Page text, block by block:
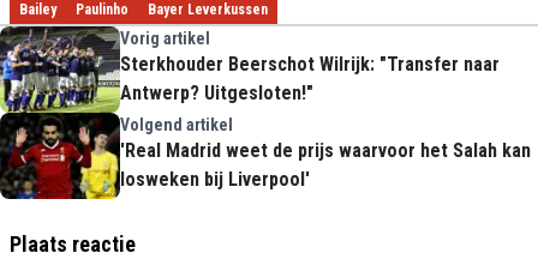
Bailey Paulinho Bayer Leverkussen
Vorig artikel
Sterkhouder Beerschot Wilrijk: "Transfer naar
Antwerp? Uitgesloten!"
Volgend artikel
'Real Madrid weet de prijs waarvoor het Salah kan
losweken bij Liverpool'
Plaats reactie